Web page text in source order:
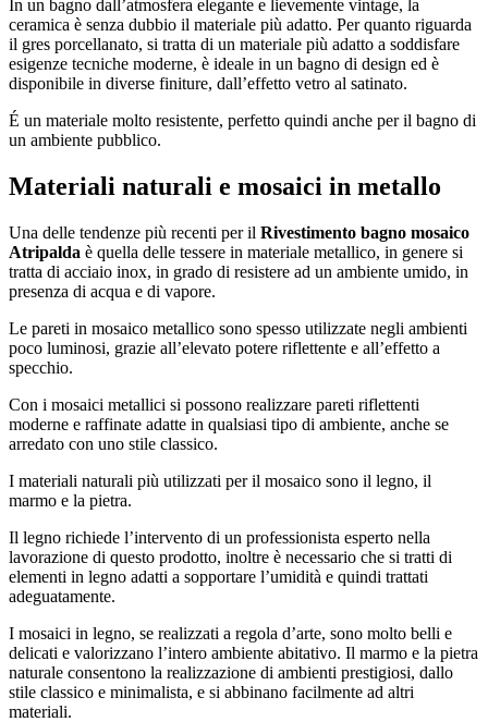
In un bagno dall’atmosfera elegante e lievemente vintage, la
ceramica è senza dubbio il materiale più adatto. Per quanto riguarda
il gres porcellanato, si tratta di un materiale più adatto a soddisfare
esigenze tecniche moderne, è ideale in un bagno di design ed è
disponibile in diverse finiture, dall’effetto vetro al satinato.
É un materiale molto resistente, perfetto quindi anche per il bagno di
un ambiente pubblico.
Materiali naturali e mosaici in metallo
Una delle tendenze più recenti per il Rivestimento bagno mosaico
Atripalda è quella delle tessere in materiale metallico, in genere si
tratta di acciaio inox, in grado di resistere ad un ambiente umido, in
presenza di acqua e di vapore.
Le pareti in mosaico metallico sono spesso utilizzate negli ambienti
poco luminosi, grazie all’elevato potere riflettente e all’effetto a
specchio.
Con i mosaici metallici si possono realizzare pareti riflettenti
moderne e raffinate adatte in qualsiasi tipo di ambiente, anche se
arredato con uno stile classico.
I materiali naturali più utilizzati per il mosaico sono il legno, il
marmo e la pietra.
Il legno richiede l’intervento di un professionista esperto nella
lavorazione di questo prodotto, inoltre è necessario che si tratti di
elementi in legno adatti a sopportare l’umidità e quindi trattati
adeguatamente.
I mosaici in legno, se realizzati a regola d’arte, sono molto belli e
delicati e valorizzano l’intero ambiente abitativo. Il marmo e la pietra
naturale consentono la realizzazione di ambienti prestigiosi, dallo
stile classico e minimalista, e si abbinano facilmente ad altri
materiali.